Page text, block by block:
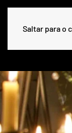
Saltar para o